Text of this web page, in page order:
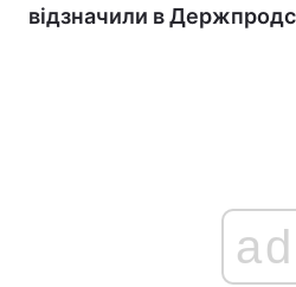
відзначили в
ad